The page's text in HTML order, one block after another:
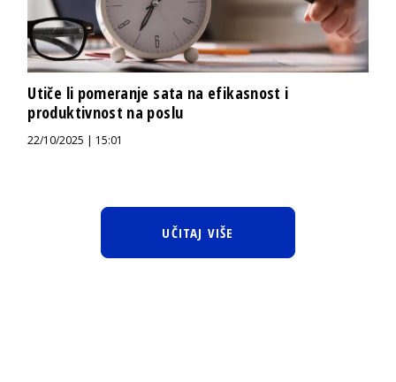
Utiče li pomeranje sata na efikasnost i
produktivnost na poslu
22/10/2025 | 15:01
UČITAJ VIŠE